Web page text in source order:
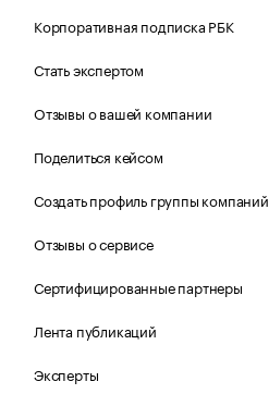
Корпоративная подписка РБК
Стать экспертом
Отзывы о вашей компании
Поделиться кейсом
Создать профиль группы компаний
Отзывы о сервисе
Сертифицированные партнеры
Лента публикаций
Эксперты